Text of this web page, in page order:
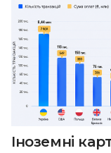
Іноземні